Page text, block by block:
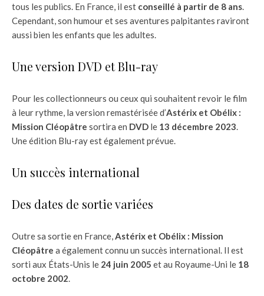
tous les publics. En France, il est conseillé à partir de 8 ans.
Cependant, son humour et ses aventures palpitantes raviront
aussi bien les enfants que les adultes.
Une version DVD et Blu-ray
Pour les collectionneurs ou ceux qui souhaitent revoir le film
à leur rythme, la version remastérisée d’Astérix et Obélix :
Mission Cléopâtre sortira en DVD le 13 décembre 2023.
Une édition Blu-ray est également prévue.
Un succès international
Des dates de sortie variées
Outre sa sortie en France,Astérix et Obélix : Mission
Cléopâtre a également connu un succès international. Il est
sorti aux États-Unis le 24 juin 2005 et au Royaume-Uni le 18
octobre 2002.